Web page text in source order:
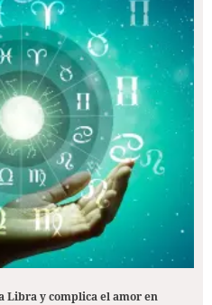
Libra y complica el amor en